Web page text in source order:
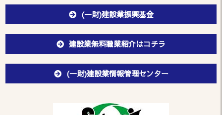
(一財)建設業振興基金
建設業無料職業紹介はコチラ
(一財)建設業情報管理センター